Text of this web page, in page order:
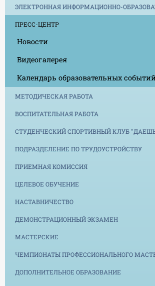
ЭЛЕКТРОННАЯ ИНФОРМАЦИОННО-
ПРЕСС-ЦЕНТР
Новости
Видеогалерея
Календарь образовательных событий
МЕТОДИЧЕСКАЯ РАБОТА
ВОСПИТАТЕЛЬНАЯ РАБОТА
СТУДЕНЧЕСКИЙ СПОРТИВНЫЙ КЛУБ
ПОДРАЗДЕЛЕНИЕ ПО ТРУДОУСТРОЙСТВУ
ПРИЕМНАЯ КОМИССИЯ
ЦЕЛЕВОЕ ОБУЧЕНИЕ
НАСТАВНИЧЕСТВО
ДЕМОНСТРАЦИОННЫЙ ЭКЗАМЕН
МАСТЕРСКИЕ
ЧЕМПИОНАТЫ ПРОФЕССИОНАЛЬНОГО
ДОПОЛНИТЕЛЬНОЕ ОБРАЗОВАНИЕ